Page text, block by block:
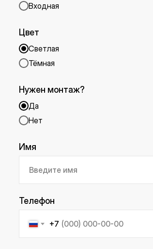
Входная
Цвет
Светлая
Тёмная
Нужен монтаж?
Да
Нет
Имя
Телефон
+7